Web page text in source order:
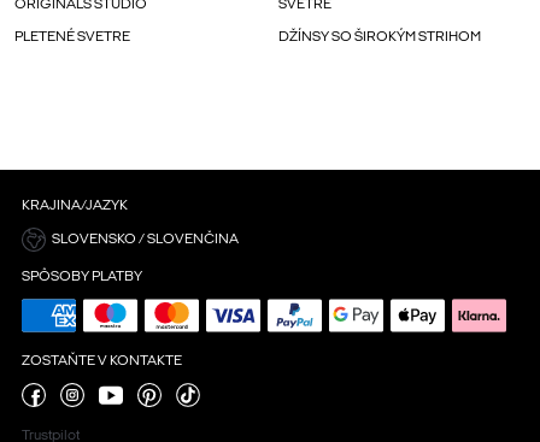
ORIGINALS STUDIO SVETRE
PLETENÉ SVETRE DŽÍNSY SO ŠIROKÝM STRIHOM
KRAJINA/JAZYK
SLOVENSKO / SLOVENČINA
SPÔSOBY PLATBY
ZOSTAŇTE V KONTAKTE
Trustpilot